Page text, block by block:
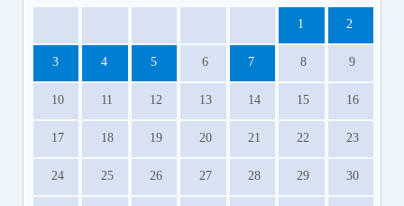
1 2
3 4 5 6 7 8 9
10 11 12 13 14 15 16
17 18 19 20 21 22 23
24 25 26 27 28 29 30